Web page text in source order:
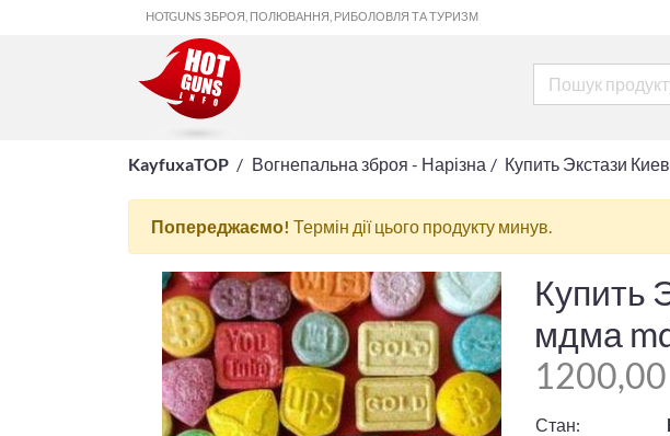
HOTGUNS ЗБРОЯ, ПОЛЮВАННЯ, РИБОЛОВЛЯ ТА ТУРИЗМ
KayfuxaTOP Вогнепальна зброя - Нарізна Купить Экстази
Попереджаємо! Термін дії цього продукту минув.
Купить
мдма
Стан: